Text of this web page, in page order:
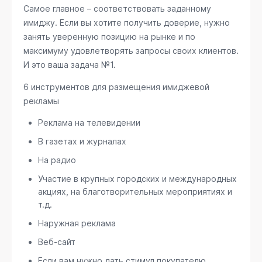
Самое главное – соответствовать заданному
имиджу. Если вы хотите получить доверие, нужно
занять уверенную позицию на рынке и по
максимуму удовлетворять запросы своих клиентов.
И это ваша задача №1.
6 инструментов для размещения имиджевой
рекламы
Реклама на телевидении
В газетах и журналах
На радио
Участие в крупных городских и международных
акциях, на благотворительных мероприятиях и
т.д.
Наружная реклама
Веб-сайт